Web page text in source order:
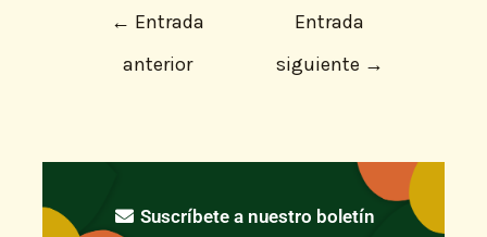
← Entrada
anterior
Entrada
siguiente →
Suscríbete a nuestro boletín